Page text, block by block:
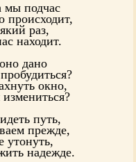
мы подчас
происходит,
раз,
находит.
дано
окно,
путь,
прежде,
утонуть,
надежде.